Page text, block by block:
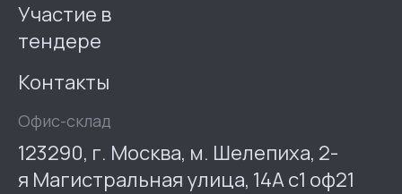
Участие в
тендере
Контакты
Офис-склад
123290, г. Москва, м. Шелепиха, 2-
я Магистральная улица, 14А с1 оф21